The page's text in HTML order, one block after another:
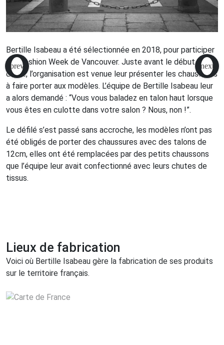
Bertille Isabeau a été sélectionnée en 2018, pour participer
à la Fashion Week de Vancouver. Juste avant le début du
défilé, l’organisation est venue leur présenter les chaussures
à faire porter aux modèles. L’équipe de Bertille Isabeau leur
a alors demandé : “Vous vous baladez en talon haut lorsque
vous êtes en culotte dans votre salon ? Nous, non !”.
Le défilé s’est passé sans accroche, les modèles n’ont pas
été obligés de porter des chaussures avec des talons de
12cm, elles ont été remplacées par des petits chaussons
que l’équipe leur avait confectionné avec leurs chutes de
tissus.
Lieux de fabrication
Voici où Bertille Isabeau gère la fabrication de ses produits
sur le territoire français.